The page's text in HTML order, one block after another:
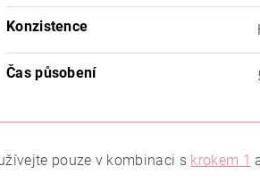
Konzistence
Čas působení
pouze v kombinaci s krokem 1